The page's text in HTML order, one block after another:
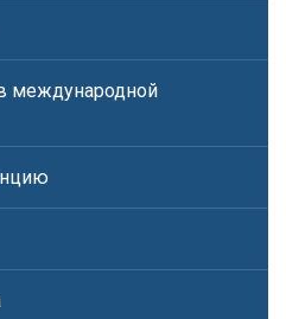
международной